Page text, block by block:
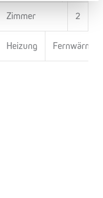
Zimmer 2
Heizung Fernwärme